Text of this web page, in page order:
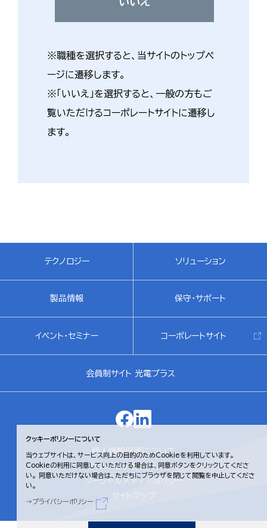
※職種を選択すると、当サイトのトップペ
ージに遷移します。
※「いいえ」を選択すると、一般の方もご
覧いただけるコーポレートサイトに遷移し
ます。
テクノロジー ソリューション
製品情報 保守・サポート
イベント・セミナー コーポレートサイト
会員制サイト 光電プラス
個人情報保護について
サイトのご利用にあたって
ソーシャルメディアポリシー
サイトマップ
クッキーポリシーについて
当ウェブサイトは、サービス向上の目的のためCookieを利用しています。
Cookieの利用に同意していただける場合は、同意ボタンをクリックしてくださ
い。
同意いただけない場合は、ただちにブラウザを閉じて閲覧を中止してくださ
い。
プライバシーポリシー